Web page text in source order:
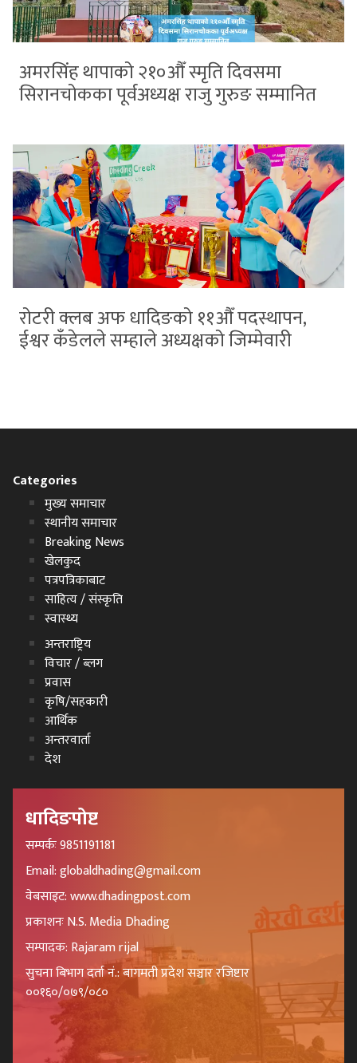
अमरसिंह थापाको २१०औँ स्मृति दिवसमा
सिरानचोकका पूर्वअध्यक्ष राजु गुरुङ सम्मानित
रोटरी क्लब अफ धादिङको ११औँ पदस्थापन,
ईश्वर कँडेलले सम्हाले अध्यक्षको जिम्मेवारी
Categories
मुख्य समाचार
स्थानीय समाचार
Breaking News
खेलकुद
पत्रपत्रिकाबाट
साहित्य / संस्कृति
स्वास्थ्य
अन्तराष्ट्रिय
विचार / ब्लग
प्रवास
कृषि/सहकारी
आर्थिक
अन्तरवार्ता
देश
धादिङपोष्ट
सम्पर्कः 9851191181
Email: globaldhading@gmail.com
वेबसाइट: www.dhadingpost.com
प्रकाशनः N.S. Media Dhading
सम्पादक: Rajaram rijal
सुचना बिभाग दर्ता नं.: बागमती प्रदेश सञ्चार रजिष्टार
००१६०/०७९/०८०